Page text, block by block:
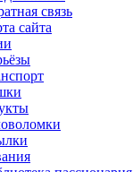
связь
сайта